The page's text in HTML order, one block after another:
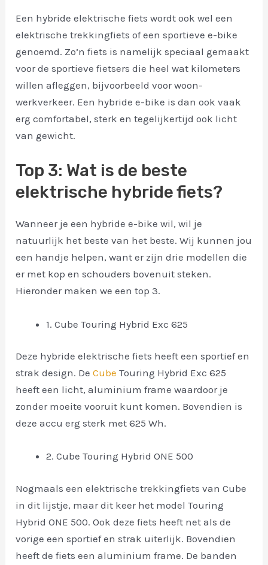
Een hybride elektrische fiets wordt ook wel een
elektrische trekkingfiets of een sportieve e-bike
genoemd. Zo’n fiets is namelijk speciaal gemaakt
voor de sportieve fietsers die heel wat kilometers
willen afleggen, bijvoorbeeld voor woon-
werkverkeer. Een hybride e-bike is dan ook vaak
erg comfortabel, sterk en tegelijkertijd ook licht
van gewicht.
Top 3: Wat is de beste
elektrische hybride fiets?
Wanneer je een hybride e-bike wil, wil je
natuurlijk het beste van het beste. Wij kunnen jou
een handje helpen, want er zijn drie modellen die
er met kop en schouders bovenuit steken.
Hieronder maken we een top 3.
1. Cube Touring Hybrid Exc 625
Deze hybride elektrische fiets heeft een sportief en
strak design. DeCube Touring Hybrid Exc 625
heeft een licht, aluminium frame waardoor je
zonder moeite vooruit kunt komen. Bovendien is
deze accu erg sterk met 625 Wh.
2. Cube Touring Hybrid ONE 500
Nogmaals een elektrische trekkingfiets van Cube
in dit lijstje, maar dit keer het model Touring
Hybrid ONE 500. Ook deze fiets heeft net als de
vorige een sportief en strak uiterlijk. Bovendien
heeft de fiets een aluminium frame. De banden